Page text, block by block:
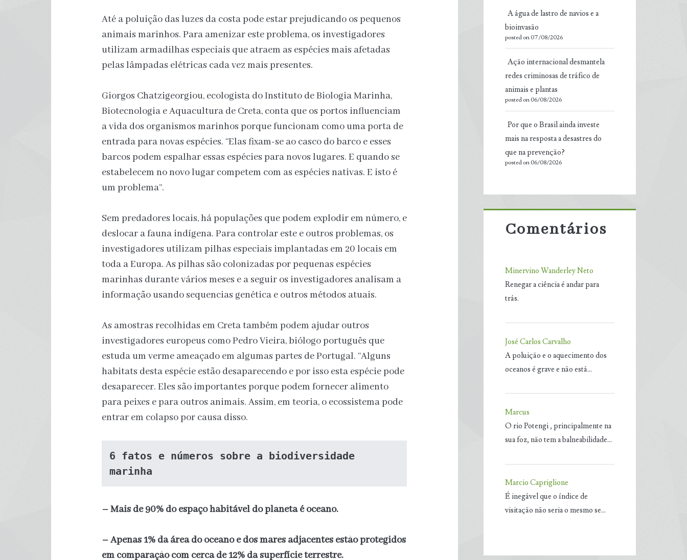
Até a poluição das luzes da costa pode estar prejudicando os pequenos
animais marinhos. Para amenizar este problema, os investigadores
utilizam armadilhas especiais que atraem as espécies mais afetadas
pelas lâmpadas elétricas cada vez mais presentes.
Giorgos Chatzigeorgiou, ecologista do Instituto de Biologia Marinha,
Biotecnologia e Aquacultura de Creta, conta que os portos influenciam
a vida dos organismos marinhos porque funcionam como uma porta de
entrada para novas espécies. “Elas fixam-se ao casco do barco e esses
barcos podem espalhar essas espécies para novos lugares. E quando se
estabelecem no novo lugar competem com as espécies nativas. E isto é
um problema”.
Sem predadores locais, há populações que podem explodir em número, e
deslocar a fauna indígena. Para controlar este e outros problemas, os
investigadores utilizam pilhas especiais implantadas em 20 locais em
toda a Europa. As pilhas são colonizadas por pequenas espécies
marinhas durante vários meses e a seguir os investigadores analisam a
informação usando sequencias genética e outros métodos atuais.
As amostras recolhidas em Creta também podem ajudar outros
investigadores europeus como Pedro Vieira, biólogo português que
estuda um verme ameaçado em algumas partes de Portugal. “Alguns
habitats desta espécie estão desaparecendo e por isso esta espécie pode
desaparecer. Eles são importantes porque podem fornecer alimento
para peixes e para outros animais. Assim, em teoria, o ecossistema pode
entrar em colapso por causa disso.
6 fatos e números sobre a biodiversidade
marinha
– Mais de 90% do espaço habitável do planeta é oceano.
– Apenas 1% da área do oceano e dos mares adjacentes estão protegidos
em comparação com cerca de 12% da superfície terrestre.
A água de lastro de navios e a
bioinvasão
posted on 07/08/2026
Ação internacional desmantela
redes criminosas de tráfico de
animais e plantas
posted on 06/08/2026
Por que o Brasil ainda investe
mais na resposta a desastres do
que na prevenção?
posted on 06/08/2026
Comentários
Minervino Wanderley Neto
Renegar a ciência é andar para
trás.
José Carlos Carvalho
A poluição e o aquecimento dos
oceanos é grave e não está…
Marcus
O rio Potengi , principalmente na
sua foz, não tem a balneabilidade…
Marcio Capriglione
É inegável que o índice de
visitação não seria o mesmo se…